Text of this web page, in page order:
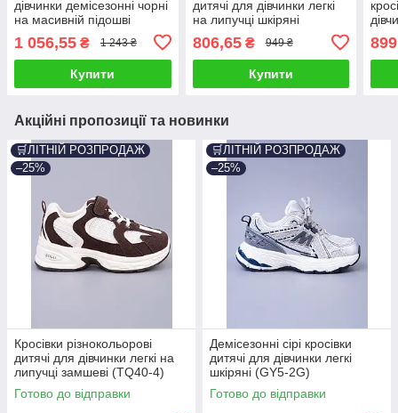
дівчинки демісезонні чорні
на масивній підошві
1 056,55 ₴ 1 243 ₴
Купити
дитячі для дівчинки легкі
на липучці шкіряні
806,65₴ 949 ₴
Купити
Акційні пропозиції та новинки
🛒ЛІТНІЙ РОЗПРОДАЖ
–25%
Кросівки різнокольорові
дитячі для дівчинки легкі на
липучці замшеві (TQ40-4)
Готово до відправки
🛒ЛІТНІЙ РОЗПРОДАЖ
–25%
Демісезонні сірі кросівки
дитячі для дівчинки легкі
шкіряні (GY5-2G)
Готово до відправки